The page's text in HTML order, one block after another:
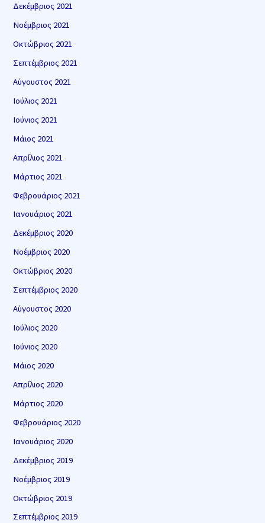
Δεκέμβριος 2021
Νοέμβριος 2021
Οκτώβριος 2021
Σεπτέμβριος 2021
Αύγουστος 2021
Ιούλιος 2021
Ιούνιος 2021
Μάιος 2021
Απρίλιος 2021
Μάρτιος 2021
Φεβρουάριος 2021
Ιανουάριος 2021
Δεκέμβριος 2020
Νοέμβριος 2020
Οκτώβριος 2020
Σεπτέμβριος 2020
Αύγουστος 2020
Ιούλιος 2020
Ιούνιος 2020
Μάιος 2020
Απρίλιος 2020
Μάρτιος 2020
Φεβρουάριος 2020
Ιανουάριος 2020
Δεκέμβριος 2019
Νοέμβριος 2019
Οκτώβριος 2019
Σεπτέμβριος 2019